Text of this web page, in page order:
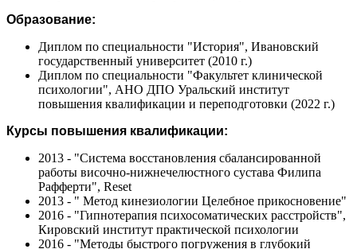
Образование:
Диплом по специальности "История", Ивановский
государственный университет (2010 г.)
Диплом по специальности "Факультет клинической
психологии", АНО ДПО Уральский институт
повышения квалификации и переподготовки (2022 г.)
Курсы повышения квалификации:
2013 - "Система восстановления сбалансированной
работы височно-нижнечелюстного сустава Филипа
Рафферти", Reset
2013 - " Метод кинезиологии Целебное прикосновение"
2016 - "Гипнотерапия психосоматических расстройств",
Кировский институт практической психологии
2016 - "Методы быстрого погружения в глубокий